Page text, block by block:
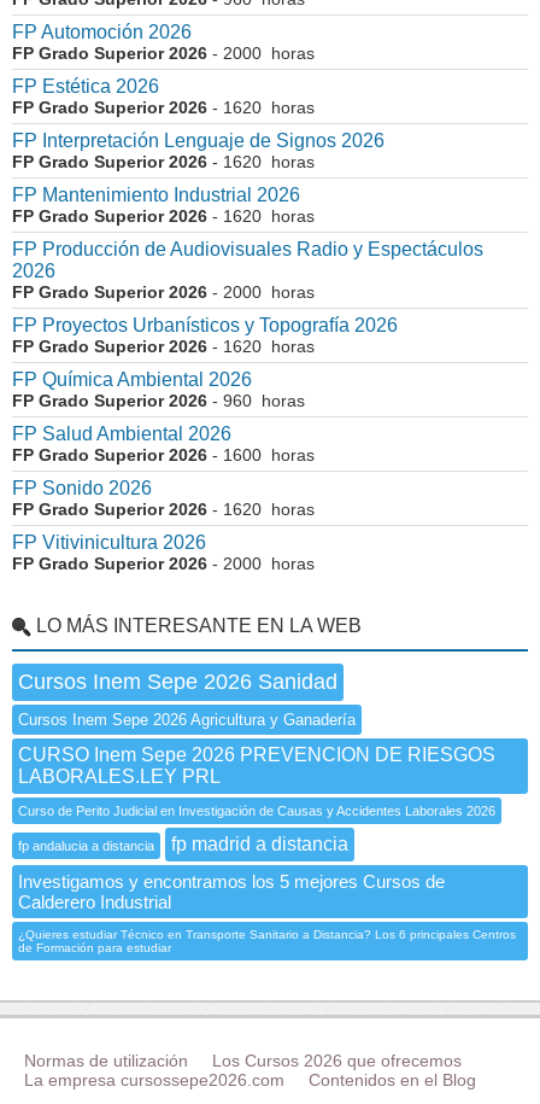
FP Automoción 2026
FP Grado Superior 2026 - 2000 horas
FP Estética 2026
FP Grado Superior 2026 - 1620 horas
FP Interpretación Lenguaje de Signos 2026
FP Grado Superior 2026 - 1620 horas
FP Mantenimiento Industrial 2026
FP Grado Superior 2026 - 1620 horas
FP Producción de Audiovisuales Radio y Espectáculos
2026
FP Grado Superior 2026 - 2000 horas
FP Proyectos Urbanísticos y Topografía 2026
FP Grado Superior 2026 - 1620 horas
FP Química Ambiental 2026
FP Grado Superior 2026 - 960 horas
FP Salud Ambiental 2026
FP Grado Superior 2026 - 1600 horas
FP Sonido 2026
FP Grado Superior 2026 - 1620 horas
FP Vitivinicultura 2026
FP Grado Superior 2026 - 2000 horas
LO MÁS INTERESANTE EN LA WEB
Cursos Inem Sepe 2026 Sanidad
Cursos Inem Sepe 2026 Agricultura y Ganadería
CURSO Inem Sepe 2026 PREVENCION DE RIESGOS
LABORALES.LEY PRL
Curso de Perito Judicial en Investigación de Causas y Accidentes Laborales 2026
fp andalucia a distancia
fp madrid a distancia
Investigamos y encontramos los 5 mejores Cursos de
Calderero Industrial
¿Quieres estudiar Técnico en Transporte Sanitario a Distancia? Los 6 principales Centros
de Formación para estudiar
Normas de utilización
Los Cursos 2026 que ofrecemos
La empresa cursossepe2026.com
Contenidos en el Blog